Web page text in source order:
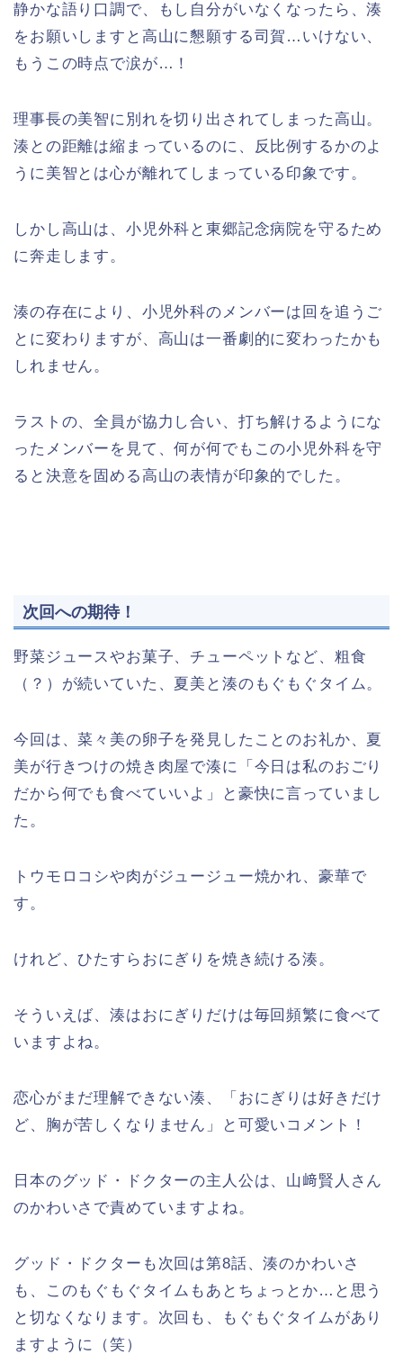
静かな語り口調で、もし自分がいなくなったら、湊
をお願いしますと高山に懇願する司賀…いけない、
もうこの時点で涙が…！
理事長の美智に別れを切り出されてしまった高山。
湊との距離は縮まっているのに、反比例するかのよ
うに美智とは心が離れてしまっている印象です。
しかし高山は、小児外科と東郷記念病院を守るため
に奔走します。
湊の存在により、小児外科のメンバーは回を追うご
とに変わりますが、高山は一番劇的に変わったかも
しれません。
ラストの、全員が協力し合い、打ち解けるようにな
ったメンバーを見て、何が何でもこの小児外科を守
ると決意を固める高山の表情が印象的でした。
次回への期待！
野菜ジュースやお菓子、チューペットなど、粗食
（？）が続いていた、夏美と湊のもぐもぐタイム。
今回は、菜々美の卵子を発見したことのお礼か、夏
美が行きつけの焼き肉屋で湊に「今日は私のおごり
だから何でも食べていいよ」と豪快に言っていまし
た。
トウモロコシや肉がジュージュー焼かれ、豪華で
す。
けれど、ひたすらおにぎりを焼き続ける湊。
そういえば、湊はおにぎりだけは毎回頻繁に食べて
いますよね。
恋心がまだ理解できない湊、「おにぎりは好きだけ
ど、胸が苦しくなりません」と可愛いコメント！
日本のグッド・ドクターの主人公は、山﨑賢人さん
のかわいさで責めていますよね。
グッド・ドクターも次回は第8話、湊のかわいさ
も、このもぐもぐタイムもあとちょっとか…と思う
と切なくなります。次回も、もぐもぐタイムがあり
ますように（笑）